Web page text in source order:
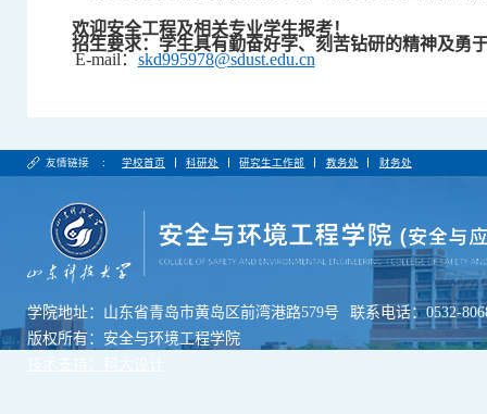
欢迎安全工程及相关专业学生报考！
招生要求：学生具有勤奋好学、刻苦钻研的精神及勇
E-mail： skd995978@sdust.edu.cn
友情链接 : 学校首页 科研处 研究生工作部 教务处 财务处
学院地址：山东省青岛市黄岛区前湾港路579号
联系电话：0532-
版权所有：安全与环境工程学院